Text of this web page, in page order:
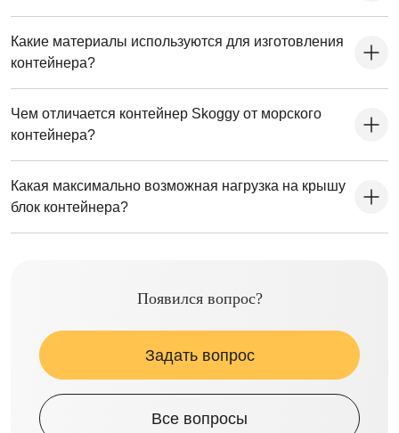
Какие материалы используются для изготовления
контейнера?
Чем отличается контейнер Skoggy от морского
контейнера?
Какая максимально возможная нагрузка на крышу
блок контейнера?
Появился вопрос?
Задать вопрос
Все вопросы